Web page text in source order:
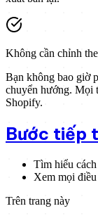
Không cần chỉnh
Bạn không bao giờ
chuyển hướng. Mọi
Shopify.
Bước tiếp
Tìm hiểu
Xem mọi
Trên trang này